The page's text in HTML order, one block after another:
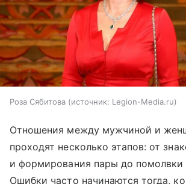
Роза Сябитова источник: Legion-Media.ru
Отношения между мужчиной и
проходят несколько этапов: от
и формирования пары до помолвки
Ошибки часто начинаются тогда,